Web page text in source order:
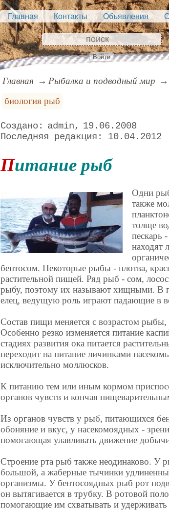
Главная Контакты Объявления
Войти
Главная Рыбалка и подводный мир
биология рыб
admin
19.06.2008
10.04.2012
Питание рыб
Одни
также
толще
пескарь
находят
бентосом. Некоторые рыбы - плотва,
растительной пищей. Ряд рыб - сом,
рыбу, поэтому их называют хищными. В
елец, ведущую роль играют падающие в
Состав пищи меняется с возрастом рыбы,
Особенно резко изменяется питание
стадиях развития ока питается
переходит на питание личинками
исключительно моллюсков.
К питанию тем или иным кормом
органов чувств и кончая
Из органов чувств у рыб, питающихся
обоняние и вкус, у насекомоядных -
помогающая улавливать движение
Строение рта рыб также неодинаково.
большой, а жаберные тычинки
организмы. У бентосоядных рыб рот
он вытягивается в трубку. В ротовой
помогающие им схватывать и